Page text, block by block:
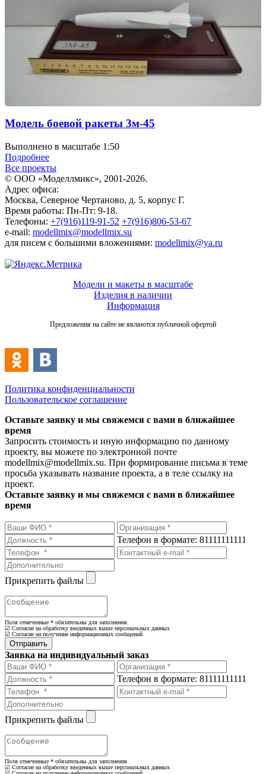
Модель боевой ракеты 3м-45
Выполнено в масштабе 1:50
Подробнее
Все проекты
© ООО «Моделлмикс», 2001-2026.
Адрес офиса:
Москва, Северное Чертаново, д. 5, корпус Г.
Время работы: Пн-Пт: 9-18.
Телефоны: +7(916)119-91-52 +7(916)806-53-67
e-mail: modellmix@modellmix.su
для писем с большими вложениями: modellmix@ya.ru
Модели и макеты в масштабе
Изделия в наличии
Информация
Предложения на сайте не являются публичной офертой
Политика конфиденциальности
Пользовательское соглашение
Оставьте заявку и мы свяжемся с вами в ближайшее
время
Запросить стоимость и иную информацию по данному
проекту, вы можете по электронной почте
modellmix@modellmix.su. При формирование письма в теме
просьба указывать название проекта, а в теле ссылку на
проект.
Оставьте заявку и мы свяжемся с вами в ближайшее
время
Телефон в формате: 81111111111
Прикрепить файлы
Поля отмеченные * обязательны для заполнения.
☑ Согласие на обработку введенных выше персональных данных
☑ Согласие на получение информационных сообщений
Заявка на индивидуальный заказ
Телефон в формате: 81111111111
Прикрепить файлы
Поля отмеченные * обязательны для заполнения.
☑ Согласие на обработку введенных выше персональных данных